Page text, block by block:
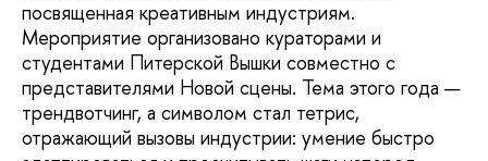
посвященная креативным индустриям.
Мероприятие организовано кураторами и
студентами Питерской Вышки совместно с
представителями Новой сцены. Тема этого года —
трендвотчинг, а символом стал тетрис,
отражающий вызовы индустрии: умение быстро